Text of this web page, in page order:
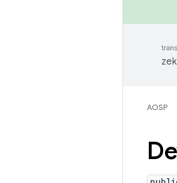
AOSP